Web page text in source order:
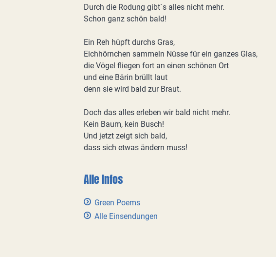
Durch die Rodung gibt´s alles nicht mehr.
Schon ganz schön bald!
Ein Reh hüpft durchs Gras,
Eichhörnchen sammeln Nüsse für ein ganzes Glas,
die Vögel fliegen fort an einen schönen Ort
und eine Bärin brüllt laut
denn sie wird bald zur Braut.
Doch das alles erleben wir bald nicht mehr.
Kein Baum, kein Busch!
Und jetzt zeigt sich bald,
dass sich etwas ändern muss!
Alle Infos
Green Poems
Alle Einsendungen